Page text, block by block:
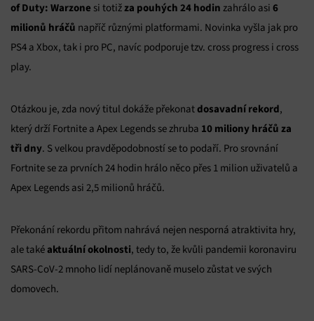
of Duty: Warzone si totižza pouhých 24 hodin zahrálo asi 6
milionů hráčů napříč různými platformami. Novinka vyšla jak pro
PS4 a Xbox, tak i pro PC, navíc podporuje tzv. cross progress i cross
play.
Otázkou je, zda nový titul dokáže překonatdosavadní rekord,
který drží Fortnite a Apex Legends se zhruba 10 miliony hráčů za
tři dny. S velkou pravděpodobností se to podaří. Pro srovnání
Fortnite se za prvních 24 hodin hrálo něco přes 1 milion uživatelů a
Apex Legends asi 2,5 milionů hráčů.
Překonání rekordu přitom nahrává nejen nesporná atraktivita hry,
ale také aktuální okolnosti, tedy to, že kvůli pandemii koronaviru
SARS-CoV-2 mnoho lidí neplánovaně muselo zůstat ve svých
domovech.